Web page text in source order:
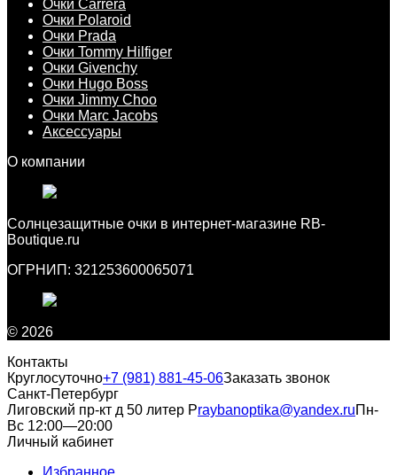
Очки Carrera
Очки Polaroid
Очки Prada
Очки Tommy Hilfiger
Очки Givenchy
Очки Hugo Boss
Очки Jimmy Choo
Очки Marc Jacobs
Аксессуары
О компании
Cолнцезащитные очки в интернет-магазине RB-
Boutique.ru
ОГРНИП: 321253600065071
© 2026
Контакты
Круглосуточно+7 (981) 881-45-06Заказать звонок
Санкт-Петербург
Лиговский пр-кт д 50 литер Рraybanoptika@yandex.ruПн-
Вс 12:00—20:00
Личный кабинет
Избранное